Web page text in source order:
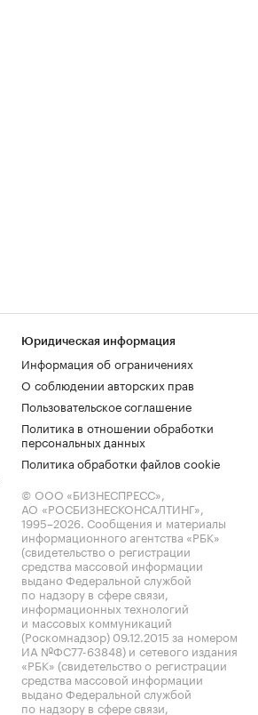
Юридическая информация
Информация об ограничениях
О соблюдении авторских прав
Пользовательское соглашение
Политика в отношении обработки
персональных данных
Политика обработки файлов cookie
© ООО «БИЗНЕСПРЕСС»,
АО «РОСБИЗНЕСКОНСАЛТИНГ»,
1995–2026. Сообщения и материалы
информационного агентства «РБК»
(свидетельство о регистрации
средства массовой информации
выдано Федеральной службой
по надзору в сфере связи,
информационных технологий
и массовых коммуникаций
(Роскомнадзор) 09.12.2015 за номером
ИА №ФС77-63848) и сетевого издания
«РБК» (свидетельство о регистрации
средства массовой информации
выдано Федеральной службой
по надзору в сфере связи,